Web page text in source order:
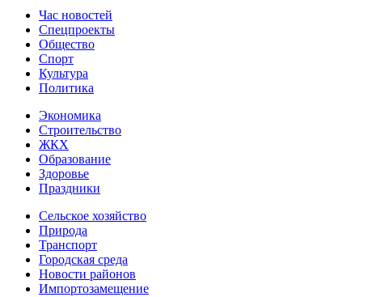
Час новостей
Спецпроекты
Общество
Спорт
Культура
Политика
Экономика
Строительство
ЖКХ
Образование
Здоровье
Праздники
Сельское хозяйство
Природа
Транспорт
Городская среда
Новости районов
Импортозамещение